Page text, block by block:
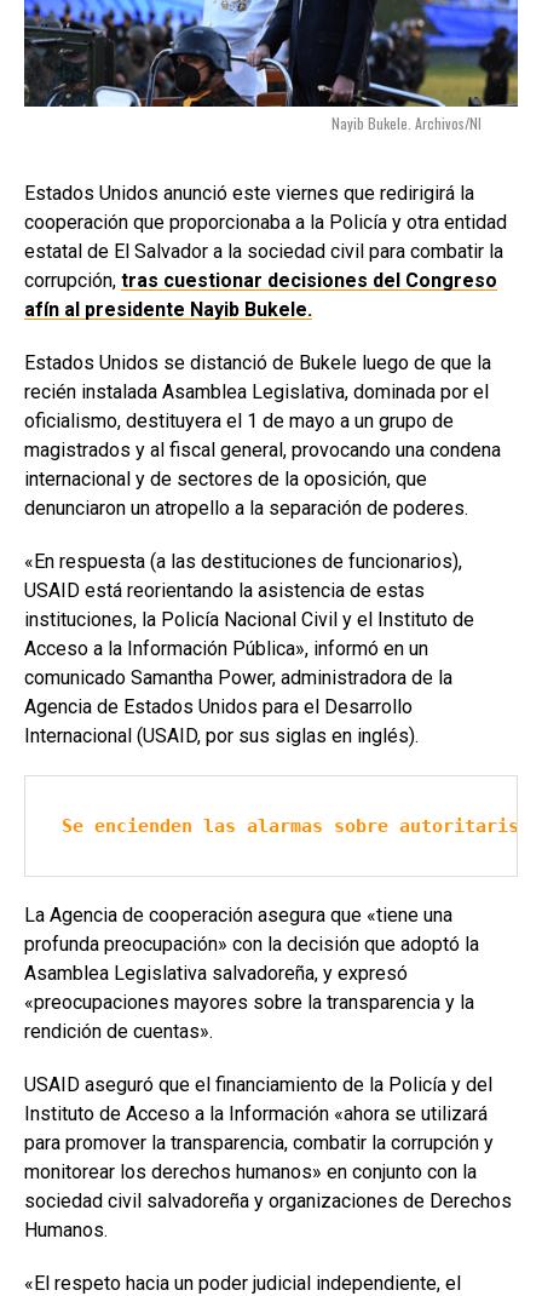
Nayib Bukele. Archivos/NI
Estados Unidos anunció este viernes que redirigirá la
cooperación que proporcionaba a la Policía y otra entidad
estatal de El Salvador a la sociedad civil para combatir la
corrupción, tras cuestionar decisiones del Congreso
afín al presidente Nayib Bukele.
Estados Unidos se distanció de Bukele luego de que la
recién instalada Asamblea Legislativa, dominada por el
oficialismo, destituyera el 1 de mayo a un grupo de
magistrados y al fiscal general, provocando una condena
internacional y de sectores de la oposición, que
denunciaron un atropello a la separación de poderes.
«En respuesta (a las destituciones de funcionarios),
USAID está reorientando la asistencia de estas
instituciones, la Policía Nacional Civil y el Instituto de
Acceso a la Información Pública», informó en un
comunicado Samantha Power, administradora de la
Agencia de Estados Unidos para el Desarrollo
Internacional (USAID, por sus siglas en inglés).
Se encienden las alarmas sobre
La Agencia de cooperación asegura que «tiene una
profunda preocupación» con la decisión que adoptó la
Asamblea Legislativa salvadoreña, y expresó
«preocupaciones mayores sobre la transparencia y la
rendición de cuentas».
USAID aseguró que el financiamiento de la Policía y del
Instituto de Acceso a la Información «ahora se utilizará
para promover la transparencia, combatir la corrupción y
monitorear los derechos humanos» en conjunto con la
sociedad civil salvadoreña y organizaciones de Derechos
Humanos.
«El respeto hacia un poder judicial independiente, el